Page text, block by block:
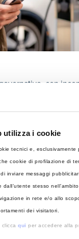
utilizza i cookie
tecnici e, esclusivamente
cookie di profilazione di
inviare messaggi
stesso
in rete e/o allo
dei visitatori.
clicca qui per accedere alla
con
stanno
una mobilità più
le
sviluppo
creando una
e resiliente.
rurali beneficiano
con punti di
elettrica un’opzione
verso la